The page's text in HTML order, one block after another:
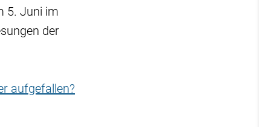
5. Juni im
der
aufgefallen?